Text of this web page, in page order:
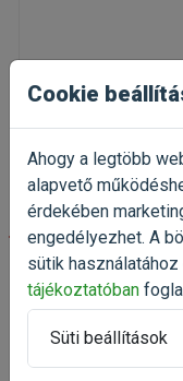
-20%
Cookie
Ahogy a legtöbb
alapvető
érdekében
engedélyezhet. A
sütik
tájékoztatóban
Süti beállítások